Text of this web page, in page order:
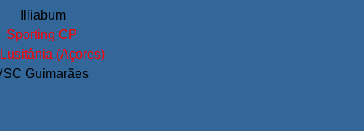
Illiabum
Sporting CP
(Açores)
Guimarães